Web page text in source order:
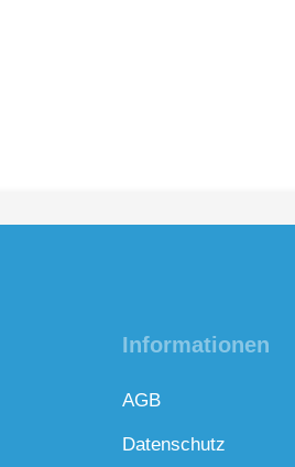
Informationen
AGB
Datenschutz